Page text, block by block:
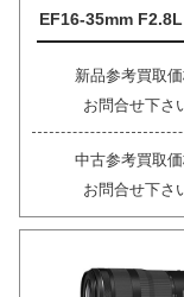
EF16-35mm
新品参考買取
お問合せ下さ
中古参考買取
お問合せ下さ